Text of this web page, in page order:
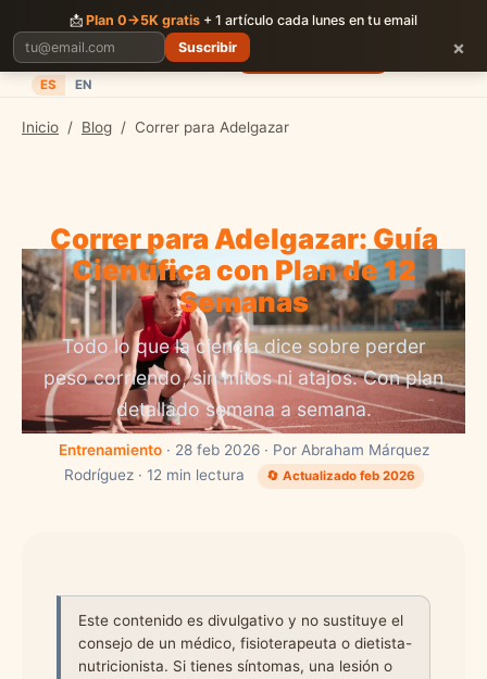
CORRERJUNTOS
PlanesBlogCarreras Precios
ES EN
Inicio / Blog / Correr para Adelgazar
Correr para Adelgazar: Guía
Científica con Plan de 12
Semanas
Todo lo que la ciencia dice sobre perder
peso corriendo, sin mitos ni atajos. Con plan
detallado semana a semana.
Entrenamiento· 28 feb 2026 · Por Abraham Márquez
Rodríguez · 12 min lectura
🔄 Actualizado feb 2026
Este contenido es divulgativo y no sustituye el
consejo de un médico, fisioterapeuta o dietista-
nutricionista. Si tienes síntomas, una lesión o
📩 Plan 0→5K gratis + 1 artículo cada lunes en tu email
Suscribir
×